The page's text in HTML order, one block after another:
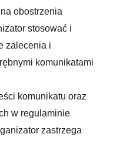
obostrzenia
stosować i
zalecenia i
komunikatami
komunikatu oraz
w regulaminie
zastrzega